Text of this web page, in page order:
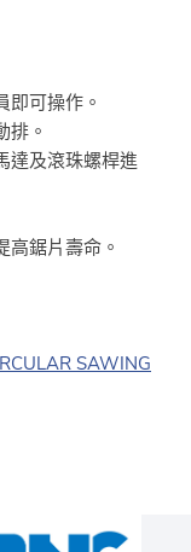
即可操作。
排。
達及滾珠螺桿進
鋸片壽命。
SAWING